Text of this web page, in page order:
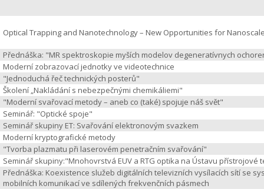
Optical Trapping and Nanotechnology – New Opportunities for
Přednáška: "MR spektroskopie myších modelov degeneratívnych
Moderní zobrazovací jednotky ve videotechnice
"Jednoduchá řeč technických posterů"
Školení „Nakládání s nebezpečnými chemikáliemi"
"Moderní svařovací metody – aneb co (také) spojuje náš svět"
Seminář: "Optické spoje"
Seminář skupiny ET: Svařování elektronovým svazkem
Moderní kryptografické metody
"Tvorba plazmatu při laserovém penetračním svařování"
Seminář skupiny:"Mnohovrstvá EUV a RTG optika na Ústavu přístrojové
Přednáška: Koexistence služeb digitálních televizních vysílacích sítí se
mobilních komunikací ve sdílených frekvenčních pásmech